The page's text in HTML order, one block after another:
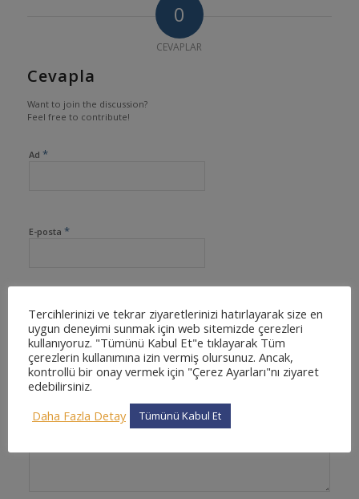
0
CEVAPLAR
Cevapla
Want to join the discussion?
Feel free to contribute!
Ad *
E-posta *
İnternet sitesi
Tercihlerinizi ve tekrar ziyaretlerinizi hatırlayarak size en
uygun deneyimi sunmak için web sitemizde çerezleri
kullanıyoruz. "Tümünü Kabul Et"e tıklayarak Tüm
çerezlerin kullanımına izin vermiş olursunuz. Ancak,
kontrollü bir onay vermek için "Çerez Ayarları"nı ziyaret
edebilirsiniz.
Daha Fazla Detay
Tümünü Kabul Et